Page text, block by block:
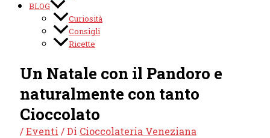
BLOG
Curiosità
Consigli
Ricette
CONTATTI
Un Natale con il Pandoro e
naturalmente con tanto
Cioccolato
/Eventi / Di Cioccolateria Veneziana